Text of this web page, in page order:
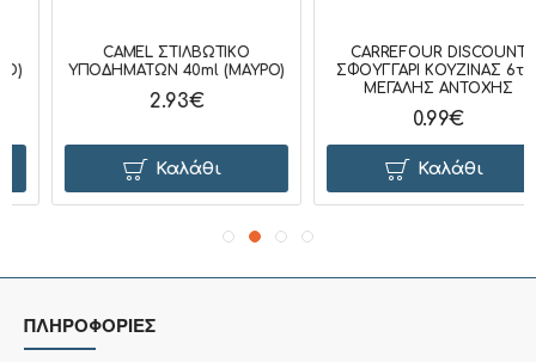
CAMEL ΣΤΙΛΒΩΤΙΚΟ
ΥΠΟΔΗΜΑΤΩΝ 40ml (ΜΑΥΡΟ)
2.93€
Καλάθι
CARREFOUR DISCOUNT
ΣΦΟΥΓΓΑΡΙ ΚΟΥΖΙΝΑΣ 6τεμ
ΜΕΓΑΛΗΣ ΑΝΤΟΧΗΣ
0.99€
Καλάθι
ΠΛΗΡΟΦΟΡΙΕΣ